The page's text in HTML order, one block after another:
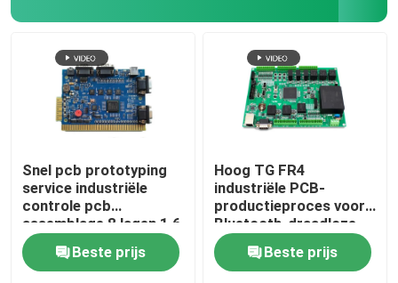
Snel pcb prototyping
service industriële
controle pcb
assemblage 8 lagen 1,6
mm 2OZ
Beste prijs
Hoog TG FR4
industriële PCB-
productieproces voor
Bluetooth-draadloze
producten
Beste prijs